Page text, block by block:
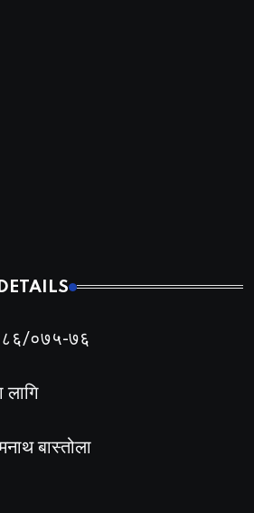
८८६/०७५-७६
लागि
बास्तोला